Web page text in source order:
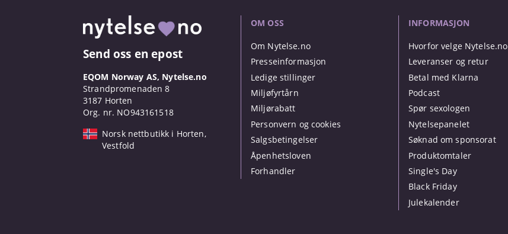
Send oss en epost
EQOM Norway AS, Nytelse.no
Strandpromenaden 8
3187 Horten
Org. nr. NO943161518
Norsk nettbutikk i Horten,
Vestfold
OM OSS
Om Nytelse.no
Presseinformasjon
Ledige stillinger
Miljøfyrtårn
Miljørabatt
Personvern og cookies
Salgsbetingelser
Åpenhetsloven
Forhandler
INFORMASJON
Hvorfor velge Nytelse.no
Leveranser og retur
Betal med Klarna
Podcast
Spør sexologen
Nytelsepanelet
Søknad om sponsorat
Produktomtaler
Single's Day
Black Friday
Julekalender